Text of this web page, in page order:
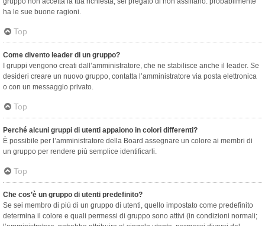
ha le sue buone ragioni.
Top
Come divento leader di un gruppo?
I gruppi vengono creati dall’amministratore, che ne stabilisce anche il leader. Se
desideri creare un nuovo gruppo, contatta l’amministratore via posta elettronica
o con un messaggio privato.
Top
Perché alcuni gruppi di utenti appaiono in colori differenti?
È possibile per l’amministratore della Board assegnare un colore ai membri di
un gruppo per rendere più semplice identificarli.
Top
Che cos’è un gruppo di utenti predefinito?
Se sei membro di più di un gruppo di utenti, quello impostato come predefinito
determina il colore e quali permessi di gruppo sono attivi (in condizioni normali;